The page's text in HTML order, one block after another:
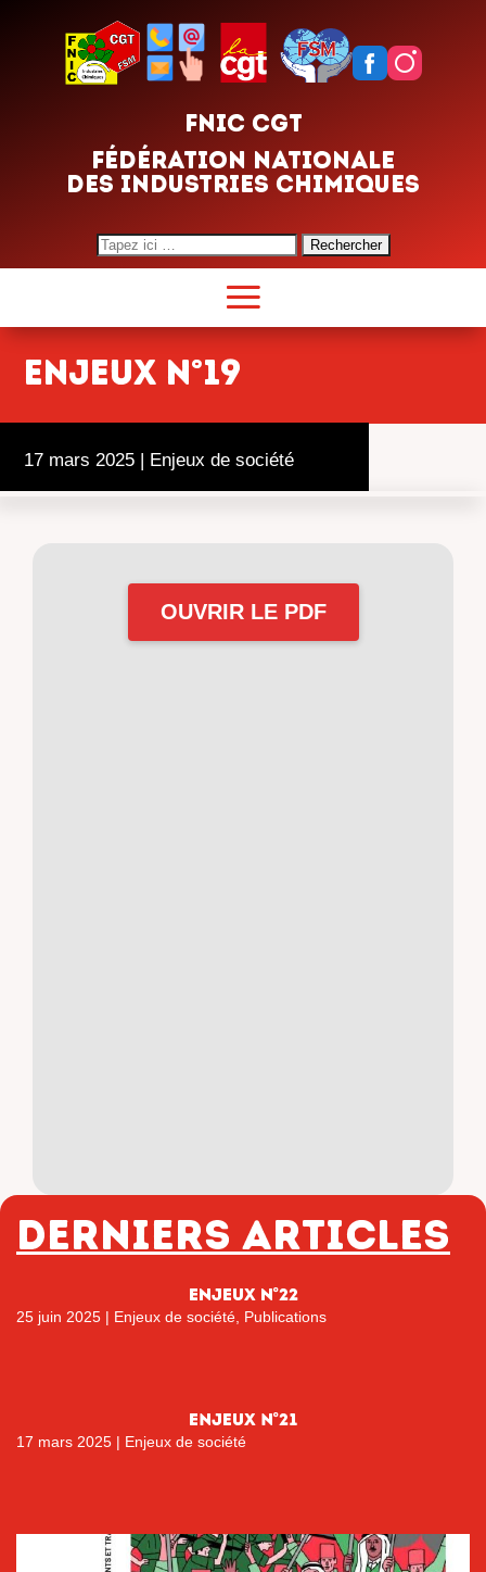
FNIC CGT
FÉDÉRATION NATIONALE
DES INDUSTRIES CHIMIQUES
Search
for:
Enjeux n°19
17 mars 2025 | Enjeux de société
OUVRIR LE PDF
Derniers articles
ENJEUX N°22
25 juin 2025 | Enjeux de société Publications
Enjeux n°21
17 mars 2025 | Enjeux de société